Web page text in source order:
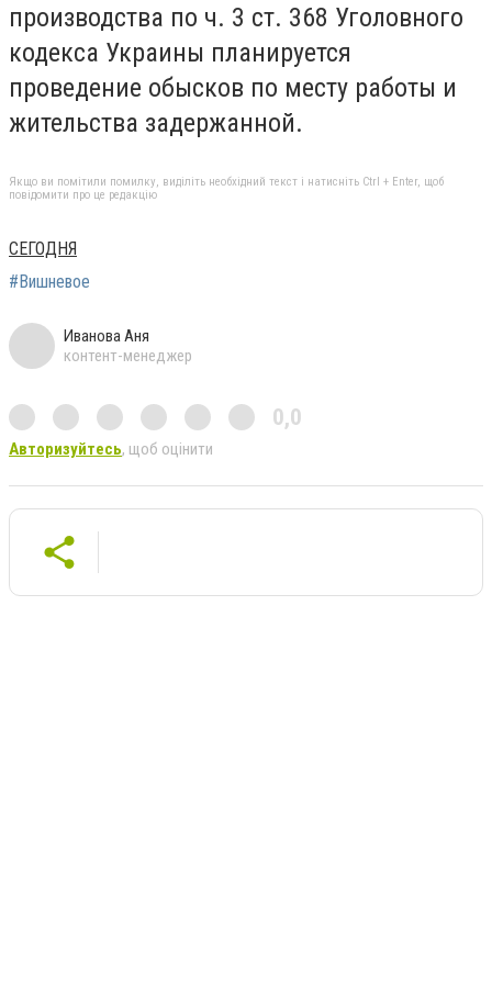
производства по ч. 3 ст. 368 Уголовного
кодекса Украины планируется
проведение обысков по месту работы и
жительства задержанной.
Якщо ви помітили помилку, виділіть необхідний текст і натисніть Ctrl + Enter, щоб
повідомити про це редакцію
СЕГОДНЯ
#Вишневое
Иванова Аня
контент-менеджер
0,0
Авторизуйтесь, щоб оцінити